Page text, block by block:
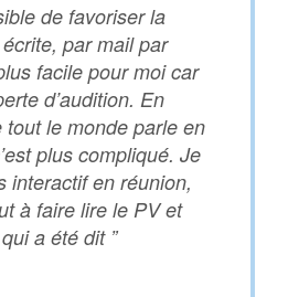
de favoriser la
par mail par
facile pour moi car
d’audition. En
le monde parle en
plus compliqué. Je
interactif en réunion,
à faire lire le PV et
a été dit ”